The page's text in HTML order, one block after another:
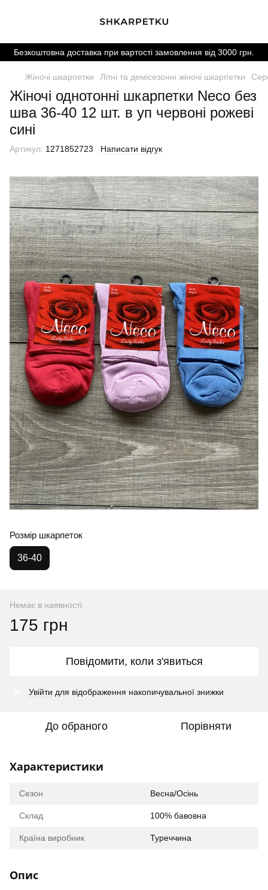
Безкоштовна доставка при вартості замовлення від 3000 грн.
Жіночі шкарпетки Літні та демісезонні жіночі шкарпетки
Жіночі однотонні шкарпетки Neco без
шва 36-40 12 шт. в уп червоні рожеві
сині
Артикул: 1271852723 Написати відгук
Розмір шкарпеток
36-40
Немає в наявності
175 грн
Повідомити, коли з'явиться
Увійти для відображення накопичувальної знижки
До обраного Порівняти
Характеристики
Сезон Весна/Осінь
Склад 100% бавовна
Країна виробник Туреччина
Опис